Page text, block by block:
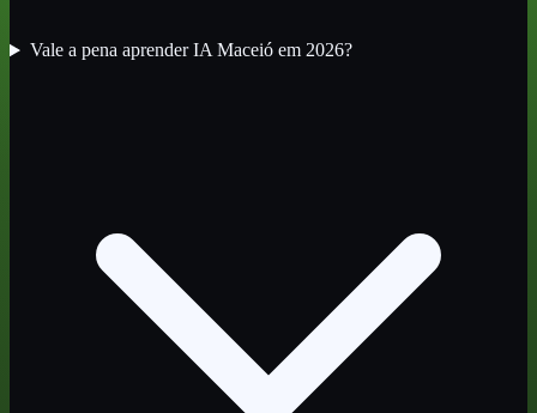
Vale a pena aprender IA Maceió em 2026?